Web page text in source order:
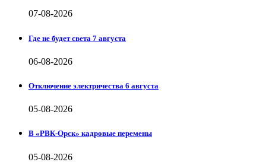
07-08-2026
Где не будет света 7 августа
06-08-2026
Отключение электричества 6 августа
05-08-2026
В «РВК-Орск» кадровые перемены
05-08-2026